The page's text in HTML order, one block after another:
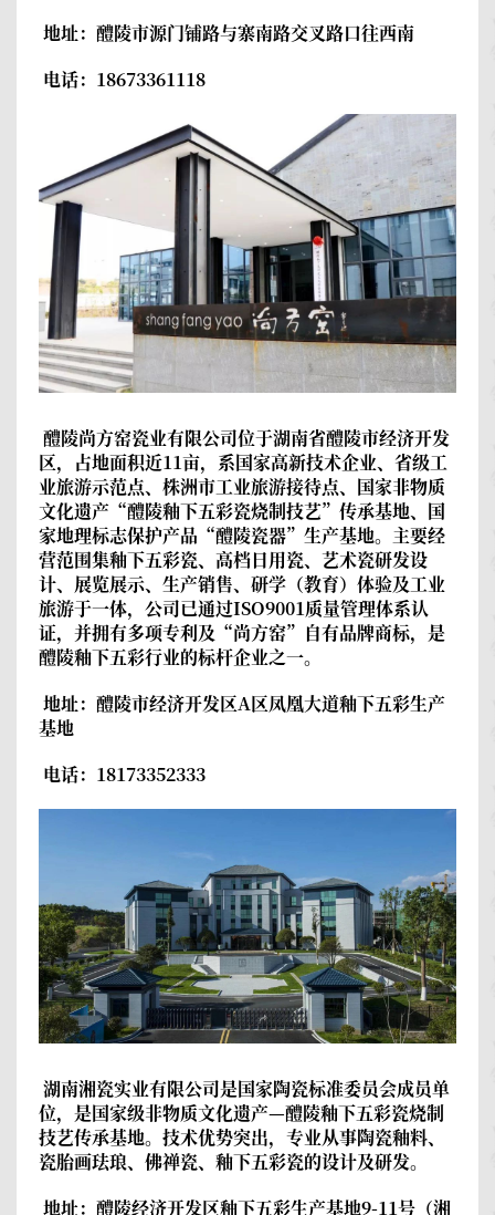
地址：醴陵市源门铺路与寨南路交叉路口往西南
电话：18673361118
醴陵尚方窑瓷业有限公司位于湖南省醴陵市经济开发
区，占地面积近11亩，系国家高新技术企业、省级工
业旅游示范点、株洲市工业旅游接待点、国家非物质
文化遗产“醴陵釉下五彩瓷烧制技艺”传承基地、国
家地理标志保护产品“醴陵瓷器”生产基地。主要经
营范围集釉下五彩瓷、高档日用瓷、艺术瓷研发设
计、展览展示、生产销售、研学（教育）体验及工业
旅游于一体，公司已通过ISO9001质量管理体系认
证，并拥有多项专利及“尚方窑”自有品牌商标，是
醴陵釉下五彩行业的标杆企业之一。
地址：醴陵市经济开发区A区凤凰大道釉下五彩生产
基地
电话：18173352333
湖南湘瓷实业有限公司是国家陶瓷标准委员会成员单
位，是国家级非物质文化遗产—醴陵釉下五彩瓷烧制
技艺传承基地。技术优势突出，专业从事陶瓷釉料、
瓷胎画珐琅、佛禅瓷、釉下五彩瓷的设计及研发。
地址：醴陵经济开发区釉下五彩生产基地9-11号（湘